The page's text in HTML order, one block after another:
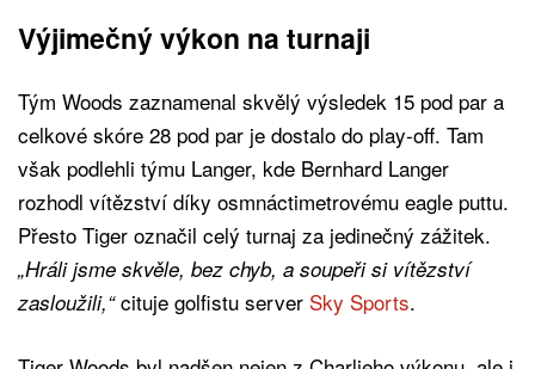
Výjimečný výkon na turnaji
Tým Woods zaznamenal skvělý výsledek 15 pod par a
celkové skóre 28 pod par je dostalo do play-off. Tam
však podlehli týmu Langer, kde Bernhard Langer
rozhodl vítězství díky osmnáctimetrovému eagle puttu.
Přesto Tiger označil celý turnaj za jedinečný zážitek.
„Hráli jsme skvěle, bez chyb, a soupeři si vítězství
zasloužili,“cituje golfistu server Sky Sports.